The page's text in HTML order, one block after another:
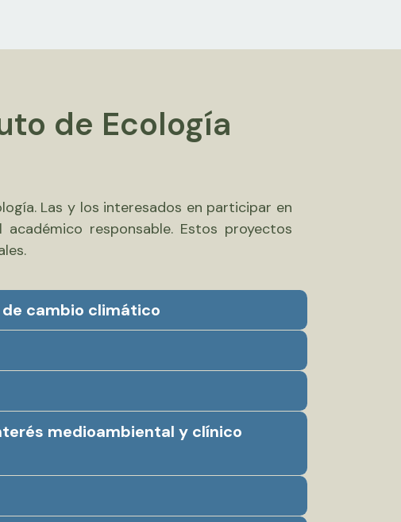
de Ecología
Las y los interesados en participar en
responsable. Estos proyectos
cambio climático
medioambiental y clínico